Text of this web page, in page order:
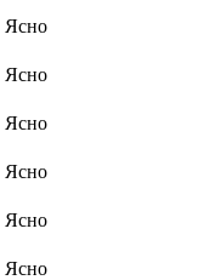
Ясно
Ясно
Ясно
Ясно
Ясно
Ясно